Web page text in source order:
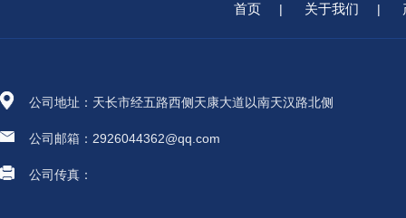
首页 | 关于我们 |
公司地址：天长市经五路西侧天康大道以南天汉路北侧
公司邮箱：2926044362@qq.com
公司传真：